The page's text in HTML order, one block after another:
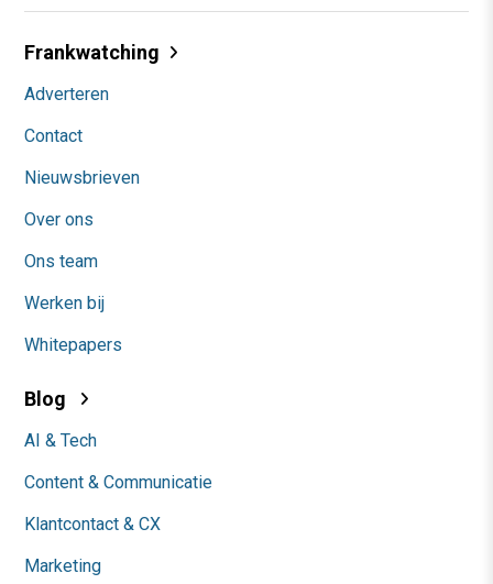
Frankwatching
Adverteren
Contact
Nieuwsbrieven
Over ons
Ons team
Werken bij
Whitepapers
Blog
AI & Tech
Content & Communicatie
Klantcontact & CX
Marketing